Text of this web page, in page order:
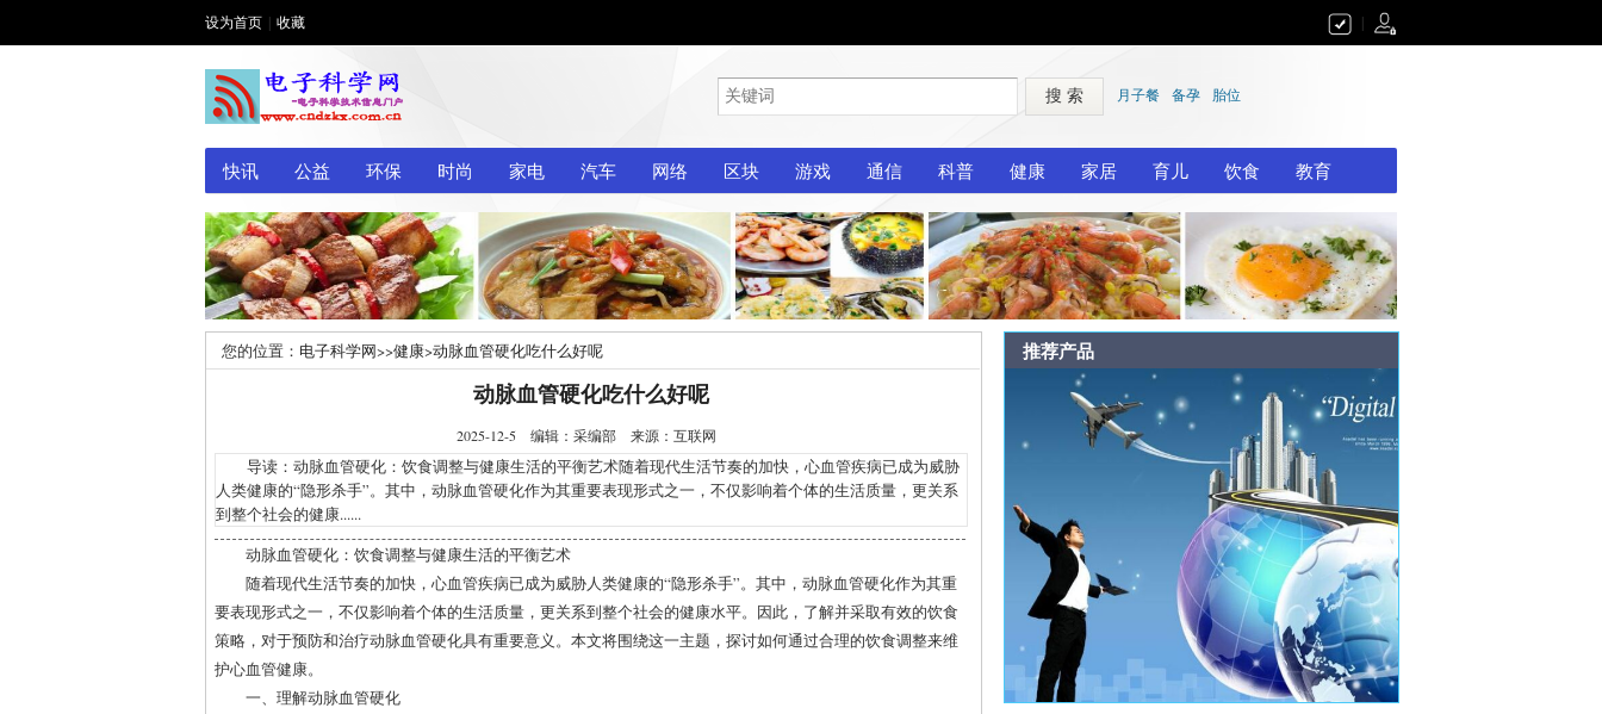
设为首页 收藏
搜 索 月子餐 备孕 胎位
快讯 公益 环保 时尚 家电 汽车 网络 区块 游戏 通信 科普 健康 家居 育儿 饮食 教育
您的位置： 电子科学网>>健康>动脉血管硬化吃什么好呢
动脉血管硬化吃什么好呢
2025-12-5 编辑：采编部 来源：互联网
导读：动脉血管硬化：饮食调整与健康生活的平衡艺术随着现代生活节奏的加快，心血管疾病已成为威胁
人类健康的“隐形杀手”。其中，动脉血管硬化作为其重要表现形式之一，不仅影响着个体的生活质量，更关系
到整个社会的健康......
动脉血管硬化：饮食调整与健康生活的平衡艺术
随着现代生活节奏的加快，心血管疾病已成为威胁人类健康的“隐形杀手”。其中，动脉血管硬化作为其重
要表现形式之一，不仅影响着个体的生活质量，更关系到整个社会的健康水平。因此，了解并采取有效的饮食
策略，对于预防和治疗动脉血管硬化具有重要意义。本文将围绕这一主题，探讨如何通过合理的饮食调整来维
护心血管健康。
一、理解动脉血管硬化
推荐产品